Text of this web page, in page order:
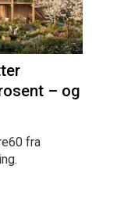
– og
fra